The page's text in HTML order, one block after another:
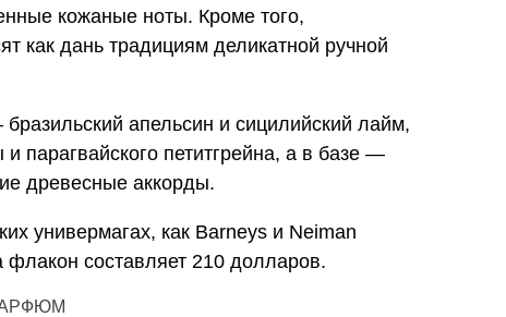
кожаные ноты. Кроме того,
как дань традициям деликатной ручной
апельсин и сицилийский лайм,
парагвайского петитгрейна, а в базе —
древесные аккорды.
универмагах, как Barneys и Neiman
составляет 210 долларов.